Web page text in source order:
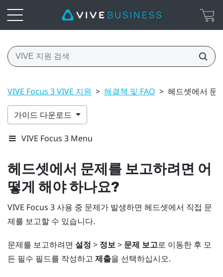
VIVE Focus 3 VIVE 지원 > 해결책 및 FAQ > 헤드셋에서 문
가이드 다운로드
VIVE Focus 3 Menu
헤드셋에서 문제를 보고하려면 어
떻게 해야 하나요?
VIVE Focus 3사용 중 문제가 발생하면 헤드셋에서 직접 문
제를 보고할 수 있습니다.
문제를 보고하려면 설정 > 정보> 문제 보고로 이동한 후 모
든 필수 필드를 작성하고 제출을 선택하십시오.